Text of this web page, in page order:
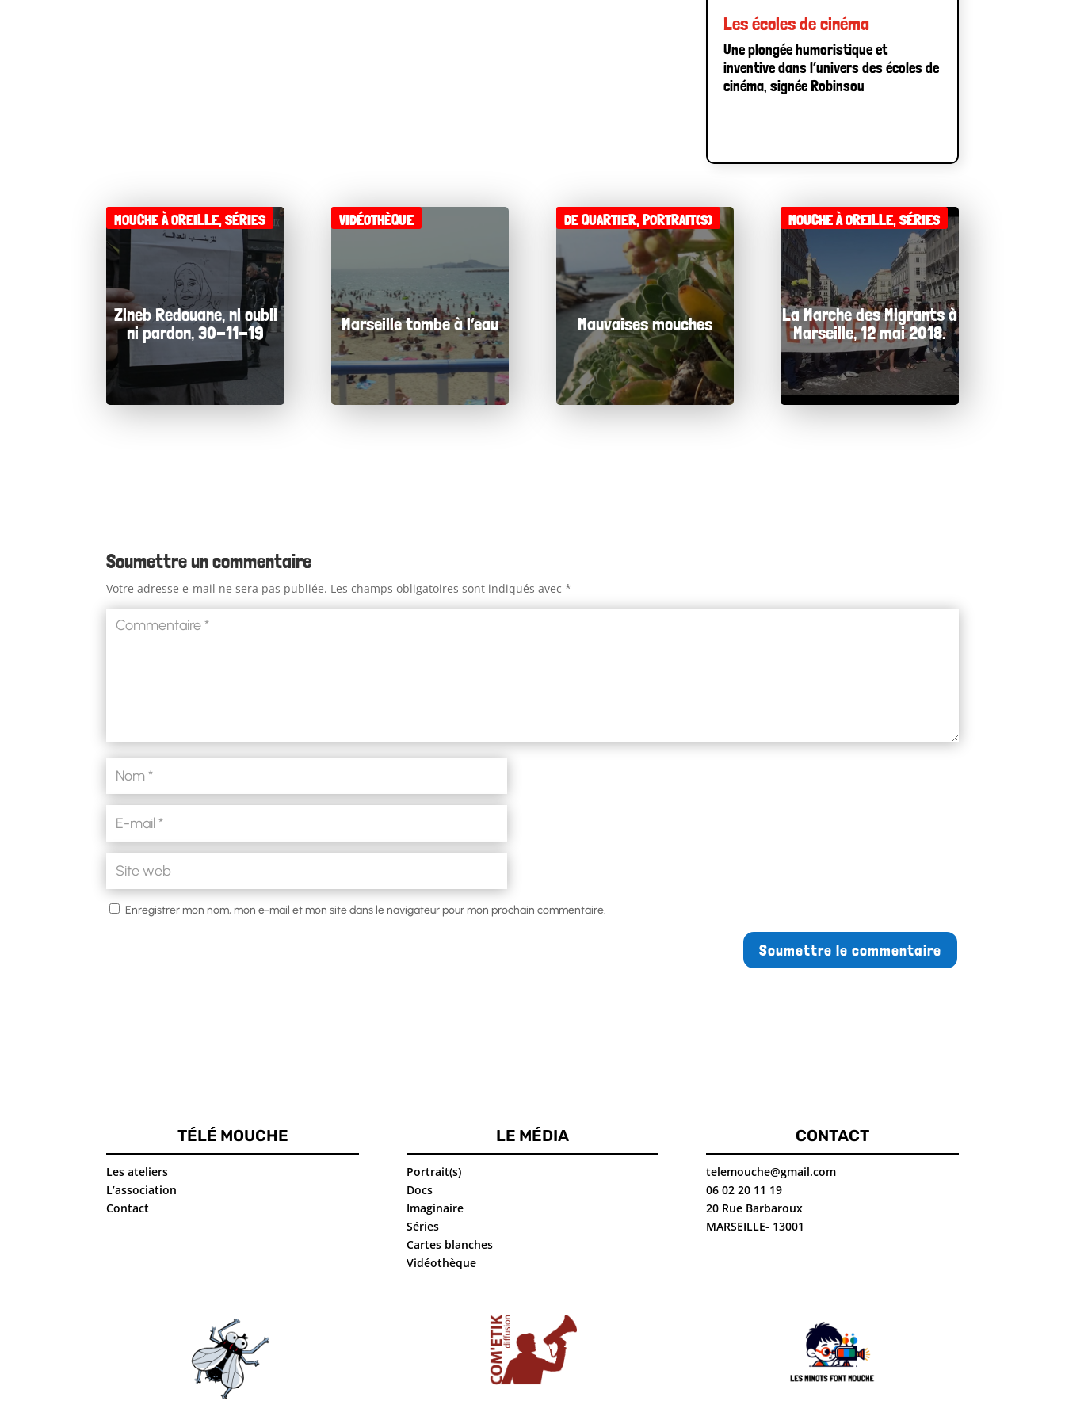
Les écoles de cinéma
Une plongée humoristique et
inventive dans l’univers des écoles de
cinéma, signée Robinsou
Zineb Redouane, ni oubli
ni pardon, 30-11-19
MOUCHE À OREILLE,SÉRIES
Marseille tombe à l’eau
VIDÉOTHÈQUE
Mauvaises mouches
DE QUARTIER,PORTRAIT(S)
La Marche des Migrants à
Marseille, 12 mai 2018.
MOUCHE À OREILLE,SÉRIES
Soumettre un commentaire
Votre adresse e-mail ne sera pas publiée. Les champs obligatoires sont indiqués avec*
Enregistrer mon nom, mon e-mail et mon site dans le navigateur pour mon prochain commentaire.
Soumettre le commentaire
TÉLÉ MOUCHE
Les ateliers
L’association
Contact
LE MÉDIA
Portrait(s)
Docs
Imaginaire
Séries
Cartes blanches
Vidéothèque
CONTACT
telemouche@gmail.com
06 02 20 11 19
20 Rue Barbaroux
MARSEILLE- 13001